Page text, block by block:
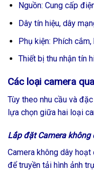
Nguồn: Cung cấp
Dây tín hiệu, dây
Phụ kiện: Phích
Thiết bị thu nhận tín
Các loại camera
Tùy theo nhu cầu và
lựa chọn giữa hai loại
Lắp đặt Camera
Camera không dây
để truyền tải hình ảnh